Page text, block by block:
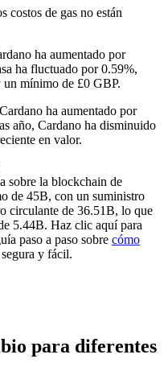
garantía
costos de gas no están
ha aumentado por
ha fluctuado por 0.59%,
mínimo de £0 GBP.
ha aumentado por
año, Cardano ha disminuido
en valor.
sobre la blockchain de
de 45B, con un suministro
circulante de 36.51B, lo que
5.44B. Haz clic aquí para
paso a paso sobre cómo
y fácil.
para diferentes